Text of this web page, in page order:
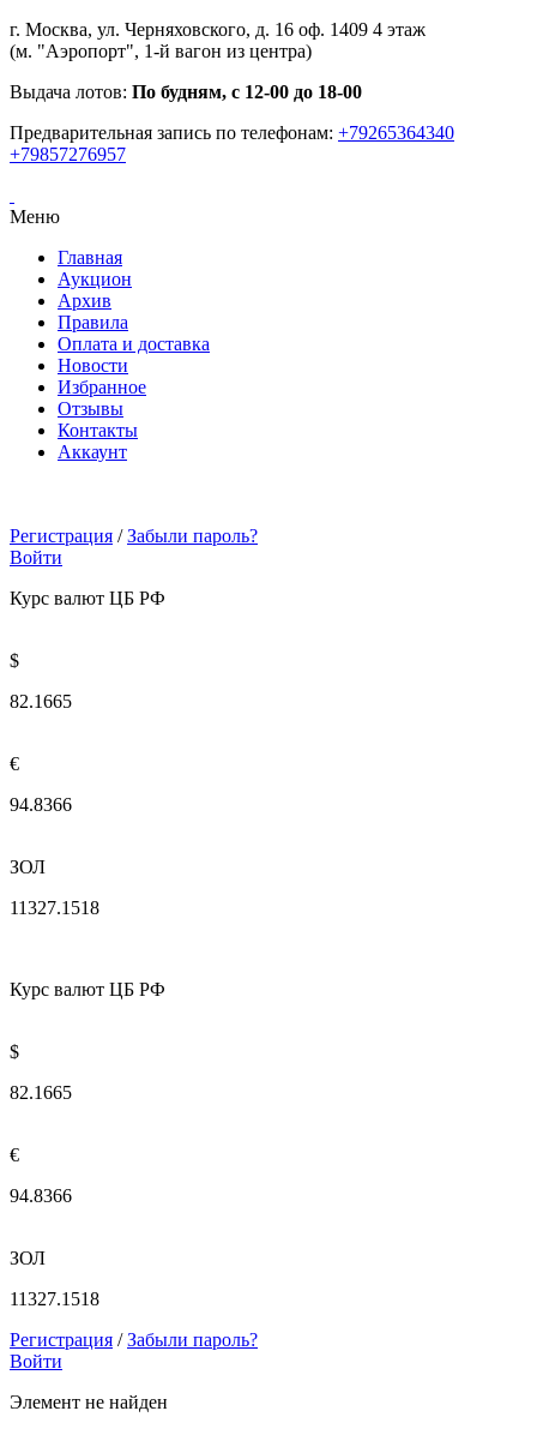
г. Москва, ул. Черняховского, д. 16 оф. 1409 4 этаж
(м. "Аэропорт", 1-й вагон из центра)
Выдача лотов: По будням, с 12-00 до 18-00
Предварительная запись по телефонам: +79265364340
+79857276957
Меню
Главная
Аукцион
Архив
Правила
Оплата и доставка
Новости
Избранное
Отзывы
Контакты
Аккаунт
Регистрация / Забыли пароль?
Войти
Курс валют ЦБ РФ
$
82.1665
€
94.8366
ЗОЛ
11327.1518
Курс валют ЦБ РФ
$
82.1665
€
94.8366
ЗОЛ
11327.1518
Регистрация / Забыли пароль?
Войти
Элемент не найден